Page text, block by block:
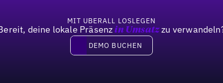
MIT UBERALL LOSLEGEN
deine lokale Präsenzin Umsatzzu
DEMO BUCHEN
DEMO BUCHEN